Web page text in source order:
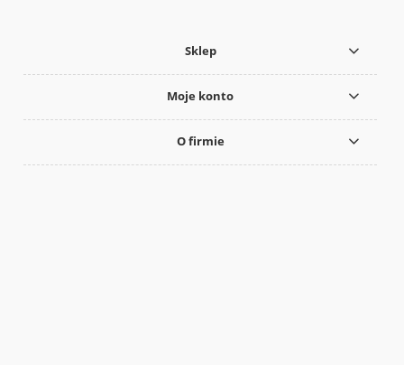
Sklep
Moje konto
O firmie